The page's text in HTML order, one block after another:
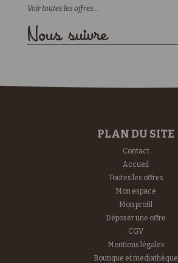
Voir toutes les offres...
Nous suivre
PLAN DU SITE
Contact
Accueil
Toutes les offres
Mon espace
Mon profil
Déposer une offre
CGV
Mentions légales
Boutique et mediathèque